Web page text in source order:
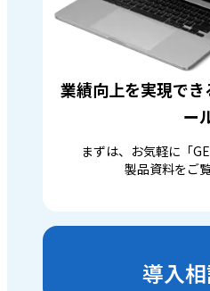
業績向上を実現で
ー
まずは、お気軽に「
製品資料をご
導入